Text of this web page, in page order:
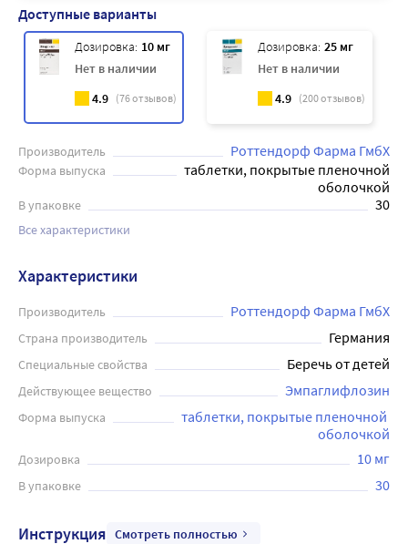
Доступные варианты
Дозировка: 10 мг
Нет в наличии
4.9 (76отзывов)
Дозировка: 25 мг
Нет в наличии
4.9 (200отзывов)
Производитель Роттендорф Фарма ГмбХ
Форма выпуска
таблетки, покрытые пленочной
оболочкой
В упаковке 30
Все характеристики
Характеристики
Производитель Роттендорф Фарма ГмбХ
Страна производитель Германия
Специальные свойства Беречь от детей
Действующее вещество Эмпаглифлозин
Форма выпуска
таблетки, покрытые пленочной
оболочкой
Дозировка 10 мг
В упаковке 30
Инструкция Смотреть полностью